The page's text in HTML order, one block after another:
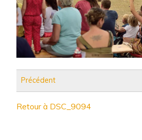
Précédent
Retour à DSC_9094